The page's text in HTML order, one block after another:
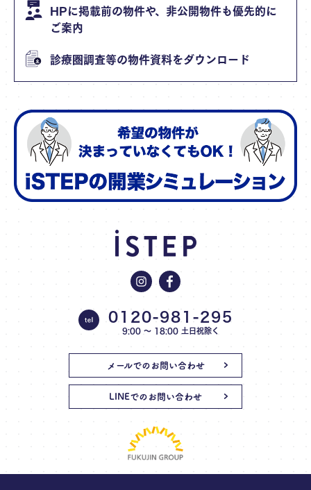
HPに掲載前の物件や、非公開物件も優先的に
ご案内
診療圏調査等の物件資料をダウンロード
0120-981-295
9:00 〜 18:00 土日祝除く
メールでのお問い合わせ
LINEでのお問い合わせ